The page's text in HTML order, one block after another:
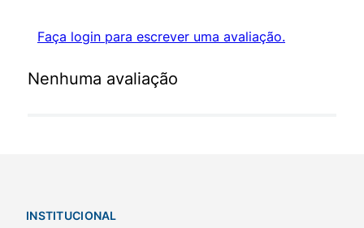
Faça login para escrever uma avaliação.
Nenhuma avaliação
INSTITUCIONAL